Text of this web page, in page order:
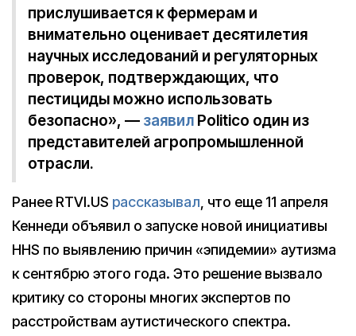
прислушивается к фермерам и
внимательно оценивает десятилетия
научных исследований и регуляторных
проверок, подтверждающих, что
пестициды можно использовать
безопасно», — заявил Politico один из
представителей агропромышленной
отрасли.
Ранее RTVI.US рассказывал, что еще 11 апреля
Кеннеди объявил о запуске новой инициативы
HHS по выявлению причин «эпидемии» аутизма
к сентябрю этого года. Это решение вызвало
критику со стороны многих экспертов по
расстройствам аутистического спектра.